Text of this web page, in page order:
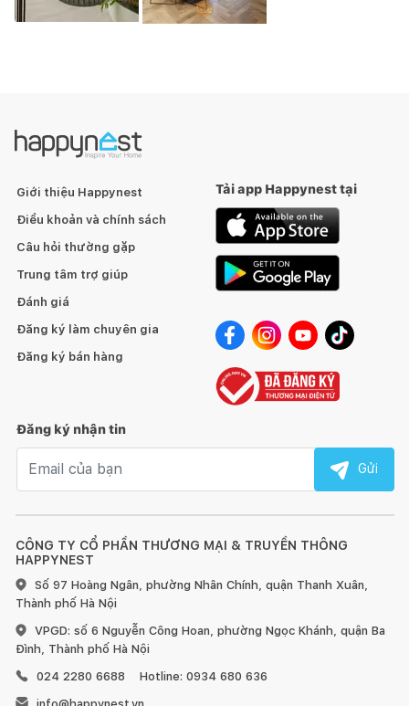
CÔNG TY CỔ PHẦN THƯƠNG MẠI & TRUYỀN THÔNG
HAPPYNEST
Số 97 Hoàng Ngân, phường Nhân Chính, quận Thanh Xuân,
Thành phố Hà Nội
VPGD: số 6 Nguyễn Công Hoan, phường Ngọc Khánh, quận Ba
Đình, Thành phố Hà Nội
024 2280 6688
Hotline: 0934 680 636
Giới thiệu Happynest
Điều khoản và chính sách
Câu hỏi thường gặp
Trung tâm trợ giúp
Đánh giá
Đăng ký làm chuyên gia
Đăng ký bán hàng
Tải app Happynest tại
Đăng ký nhận tin
Gửi